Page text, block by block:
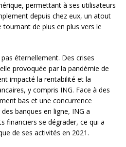
permettant à ses utilisateurs
depuis chez eux, un atout
de plus en plus vers le
éternellement. Des crises
provoquée par la pandémie de
impacté la rentabilité et la
y compris ING. Face à des
bas et une concurrence
banques en ligne, ING a
financiers se dégrader, ce qui a
de ses activités en 2021.